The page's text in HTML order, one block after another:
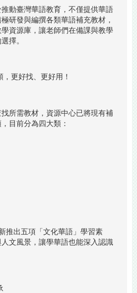
動臺灣華語教育，不僅提供華語
研發與編撰各類華語補充教材，
資源庫，讓老師們在備課與教學
擇。
更好找、更好用！
所需教材，資源中心已將現有補
目前分為四大類：
推出五項「文化華語」學習素
文風景，讓學華語也能深入認識